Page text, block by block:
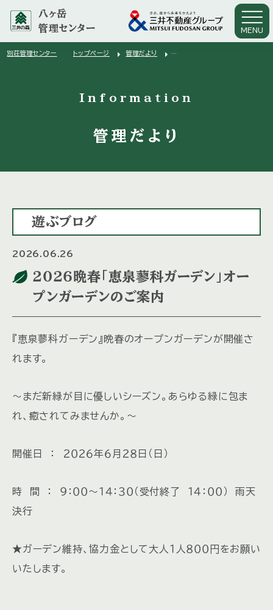
八ヶ岳
管理センター
MENU
別荘管理センター トップページ arrow_right 管理だより arrow_right
Information
管理だより
遊ぶブログ
2026.06.26
２０２６晩春「恵泉蓼科ガーデン」オー
プンガーデンのご案内
『恵泉蓼科ガーデン』晩春のオープンガーデンが開催さ
れます。
～まだ新緑が目に優しいシーズン。あらゆる緑に包ま
れ、癒されてみませんか。～
開催日 ： ２０２６年６月２８日（日）
時 間 ： ９：００～１４：３０（受付終了 １４：００） 雨天
決行
★ガーデン維持、協力金として大人１人８００円をお願い
いたします。